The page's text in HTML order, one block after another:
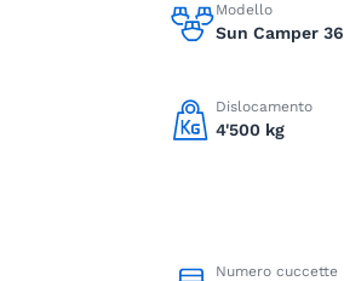
Modello
Sun Camper 36
Dislocamento
4'500 kg
Numero cuccette